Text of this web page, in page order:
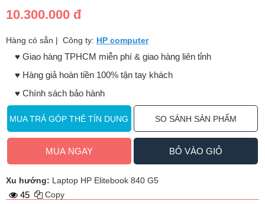
10.300.000 đ
Hàng có sẳn | Công ty: HP computer
♥️ Giao hàng TPHCM miễn phí & giao hàng liên tỉnh
♥️ Hàng giả hoàn tiền 100% tận tay khách
♥️ Chính sách bảo hành
MUA TRẢ GÓP THẺ TÍN DỤNG SO SÁNH SẢN PHẨM
MUA NGAY BỎ VÀO GIỎ
Xu hướng: Laptop HP Elitebook 840 G5
45 Copy